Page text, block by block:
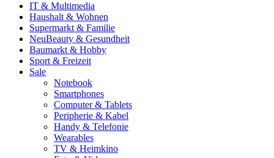
IT & Multimedia
Haushalt & Wohnen
Supermarkt & Familie
NeuBeauty & Gesundheit
Baumarkt & Hobby
Sport & Freizeit
Sale
Notebook
Smartphones
Computer & Tablets
Peripherie & Kabel
Handy & Telefonie
Wearables
TV & Heimkino